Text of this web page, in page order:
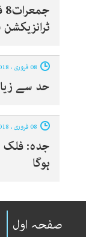
حد سے
ہوگا
صفحہ اول